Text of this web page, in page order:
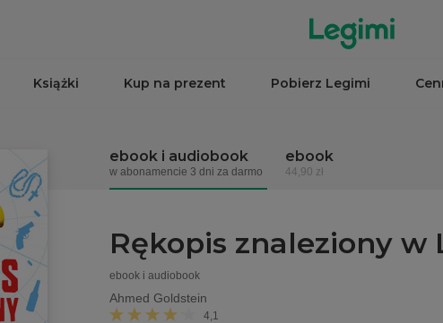
Książki Kup na prezent Pobierz Legimi
ebook i audiobook
w abonamencie 3 dni za darmo
ebook
44,90 zł
Rękopis znaleziony w
ebook i audiobook
Ahmed Goldstein
4,1